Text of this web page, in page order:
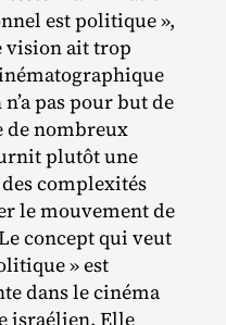
est politique »,
vision ait trop
pas pour but de
nombreux
plutôt une
complexités
le mouvement de
concept qui veut
» est
dans le cinéma
israélien. Elle